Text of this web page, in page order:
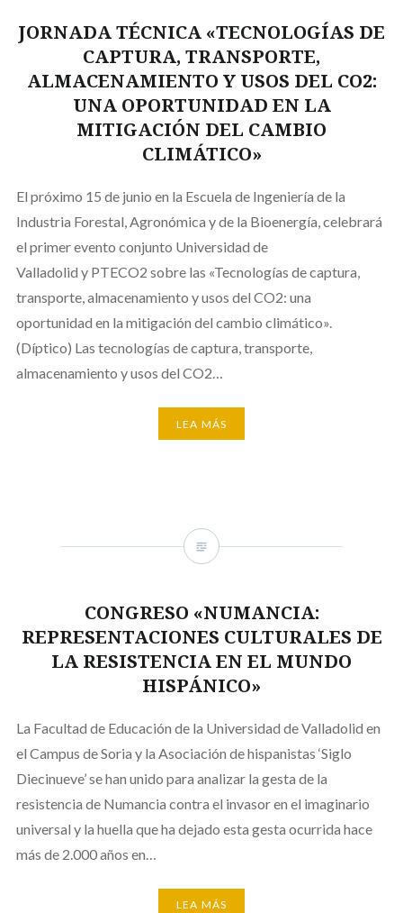
JORNADA TÉCNICA «TECNOLOGÍAS DE
CAPTURA, TRANSPORTE,
ALMACENAMIENTO Y USOS DEL CO2:
UNA OPORTUNIDAD EN LA
MITIGACIÓN DEL CAMBIO
CLIMÁTICO»
El próximo 15 de junio en la Escuela de Ingeniería de la
Industria Forestal, Agronómica y de la Bioenergía, celebrará
el primer evento conjunto Universidad de
Valladolid y PTECO2 sobre las «Tecnologías de captura,
transporte, almacenamiento y usos del CO2: una
oportunidad en la mitigación del cambio climático».
(Díptico) Las tecnologías de captura, transporte,
almacenamiento y usos del CO2…
LEA MÁS
CONGRESO «NUMANCIA:
REPRESENTACIONES CULTURALES DE
LA RESISTENCIA EN EL MUNDO
HISPÁNICO»
La Facultad de Educación de la Universidad de Valladolid en
el Campus de Soria y la Asociación de hispanistas ‘Siglo
Diecinueve’ se han unido para analizar la gesta de la
resistencia de Numancia contra el invasor en el imaginario
universal y la huella que ha dejado esta gesta ocurrida hace
más de 2.000 años en…
LEA MÁS